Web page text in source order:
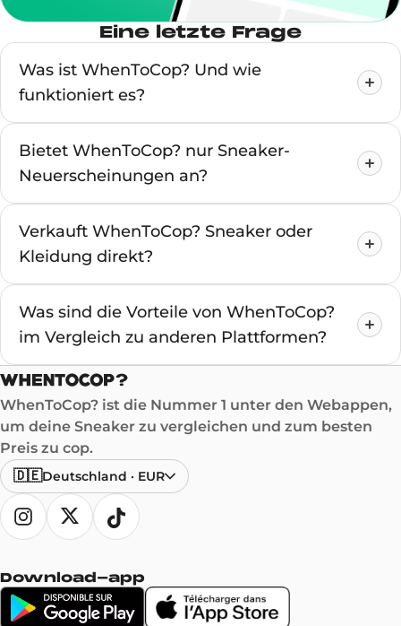
Eine letzte Frage
Was ist WhenToCop? Und wie
funktioniert es?
Bietet WhenToCop? nur Sneaker-
Neuerscheinungen an?
Verkauft WhenToCop? Sneaker oder
Kleidung direkt?
Was sind die Vorteile von WhenToCop?
im Vergleich zu anderen Plattformen?
WhenToCop? ist die Nummer 1 unter den Webappen,
um deine Sneaker zu vergleichen und zum besten
Preis zu cop.
🇩🇪Deutschland · EUR
Download-app